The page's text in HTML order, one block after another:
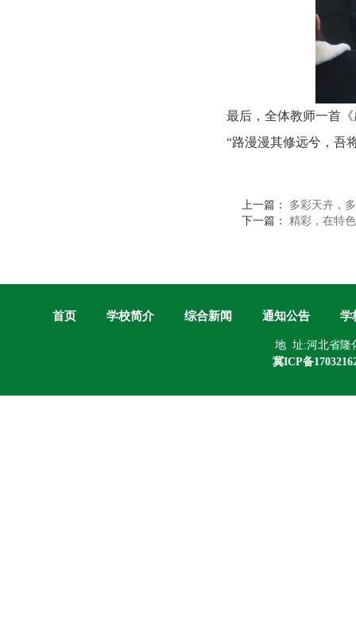
最后，全体教师一首
“路漫漫其修远兮，吾
上一篇： 多彩天卉，
下一篇： 精彩，在特
首页 学校简介 综合新闻 通知公告 学
地 址:河北省
冀ICP备